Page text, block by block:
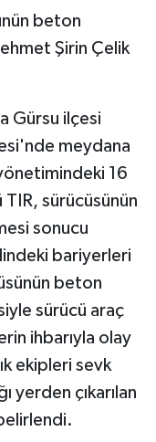
beton
Şirin Çelik
Gürsu ilçesi
meydana
16
TIR, sürücüsünün
sonucu
bariyerleri
beton
sürücü araç
ihbarıyla olay
ekipleri sevk
yerden çıkarılan